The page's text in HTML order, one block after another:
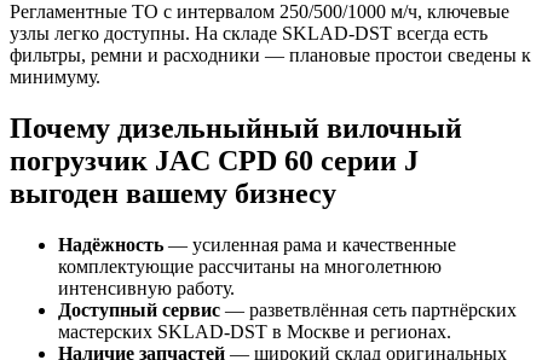
Регламентные ТО с интервалом 250/500/1000 м/ч, ключевые
узлы легко доступны. На складе SKLAD‑DST всегда есть
фильтры, ремни и расходники — плановые простои сведены к
минимуму.
Почему дизельныйный вилочный
погрузчик JAC CPD 60 серии J
выгоден вашему бизнесу
Надёжность — усиленная рама и качественные
комплектующие рассчитаны на многолетнюю
интенсивную работу.
Доступный сервис — разветвлённая сеть партнёрских
мастерских SKLAD‑DST в Москве и регионах.
Наличие запчастей — широкий склад оригинальных